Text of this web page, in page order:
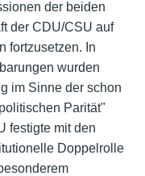
der beiden
der CDU/CSU auf
fortzusetzen. In
wurden
im Sinne der schon
Parität"
festigte mit den
Doppelrolle